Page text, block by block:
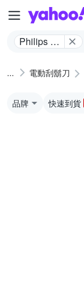
Philips 飛
電動刮鬍刀
品牌 快速到貨